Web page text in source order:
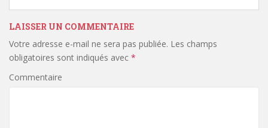
LAISSER UN COMMENTAIRE
Votre adresse e-mail ne sera pas publiée. Les champs
obligatoires sont indiqués avec *
Commentaire